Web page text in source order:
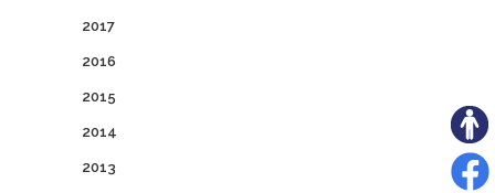
2017
2016
2015
2014
2013